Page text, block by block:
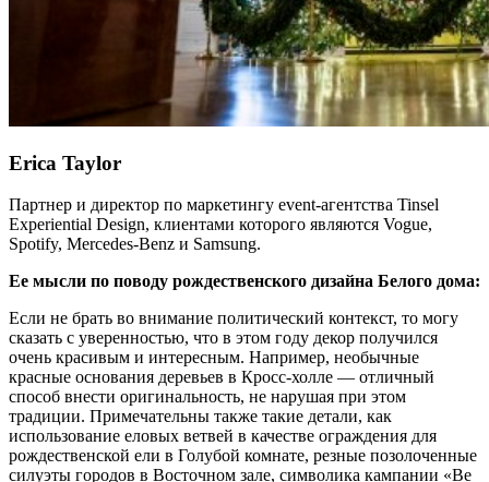
Erica Taylor
Партнер и директор по маркетингу event-агентства Tinsel
Experiential Design, клиентами которого являются Vogue,
Spotify, Mercedes-Benz и Samsung.
Ее мысли по поводу рождественского дизайна Белого дома:
Если не брать во внимание политический контекст, то могу
сказать с уверенностью, что в этом году декор получился
очень красивым и интересным. Например, необычные
красные основания деревьев в Кросс-холле — отличный
способ внести оригинальность, не нарушая при этом
традиции. Примечательны также такие детали, как
использование еловых ветвей в качестве ограждения для
рождественской ели в Голубой комнате, резные позолоченные
силуэты городов в Восточном зале, символика кампании «Be